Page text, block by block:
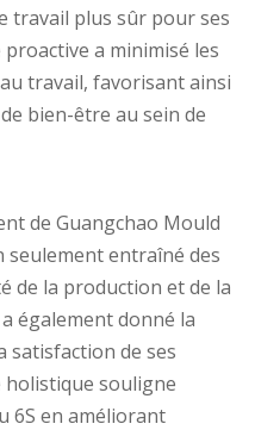
travail plus sûr pour ses
a minimisé les
travail, favorisant ainsi
bien-être au sein de
de Guangchao Mould
seulement entraîné des
de la production et de la
également donné la
satisfaction de ses
holistique souligne
6S en améliorant